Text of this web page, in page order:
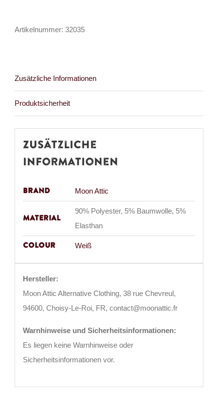
Artikelnummer: 32035
Zusätzliche Informationen
Produktsicherheit
Zusätzliche
Informationen
Brand Moon Attic
Material
90% Polyester, 5% Baumwolle, 5%
Elasthan
Colour Weiß
Hersteller:
Moon Attic Alternative Clothing, 38 rue Chevreul,
94600, Choisy-Le-Roi, FR, contact@moonattic.fr
Warnhinweise und Sicherheitsinformationen:
Es liegen keine Warnhinweise oder
Sicherheitsinformationen vor.